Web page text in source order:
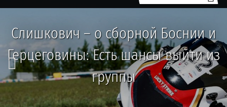
Слишкович – о сборной Боснии и
Герцеговины: Есть шансы выйти из
группы